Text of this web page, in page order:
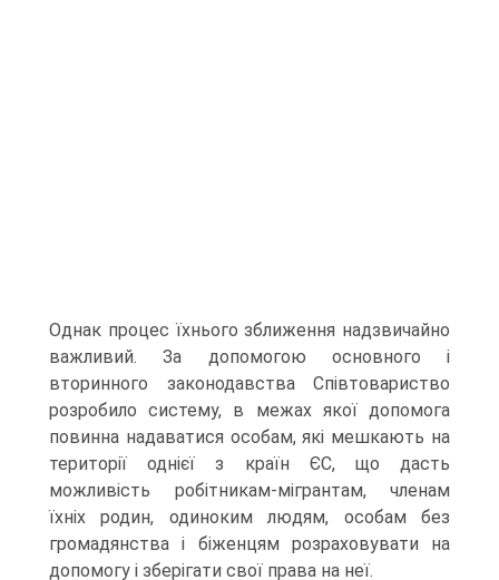
Однак процес їхнього зближення надзвичайно
важливий. За допомогою основного і
вторинного законодавства Співтовариство
розробило систему, в межах якої допомога
повинна надаватися особам, які мешкають на
території однієї з країн ЄС, що дасть
можливість робітникам-мігрантам, членам
їхніх родин, одиноким людям, особам без
громадянства і біженцям розраховувати на
допомогу і зберігати свої права на неї.